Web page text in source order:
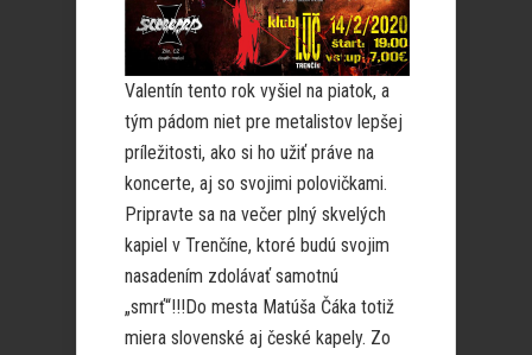
Valentín tento rok vyšiel na piatok, a
tým pádom niet pre metalistov lepšej
príležitosti, ako si ho užiť práve na
koncerte, aj so svojimi polovičkami.
Pripravte sa na večer plný skvelých
kapiel v Trenčíne, ktoré budú svojim
nasadením zdolávať samotnú
„smrť“!!!Do mesta Matúša Čáka totiž
miera slovenské aj české kapely. Zo